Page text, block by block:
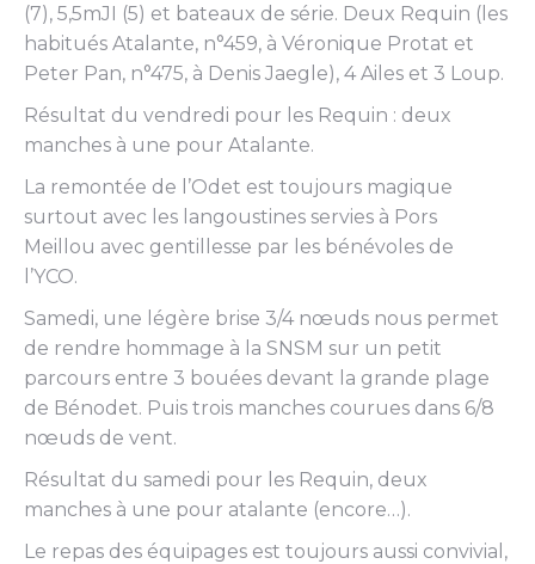
(7), 5,5mJI (5) et bateaux de série. Deux Requin (les
habitués Atalante, n°459, à Véronique Protat et
Peter Pan, n°475, à Denis Jaegle), 4 Ailes et 3 Loup.
Résultat du vendredi pour les Requin : deux
manches à une pour Atalante.
La remontée de l’Odet est toujours magique
surtout avec les langoustines servies à Pors
Meillou avec gentillesse par les bénévoles de
l’YCO.
Samedi, une légère brise 3/4 nœuds nous permet
de rendre hommage à la SNSM sur un petit
parcours entre 3 bouées devant la grande plage
de Bénodet. Puis trois manches courues dans 6/8
nœuds de vent.
Résultat du samedi pour les Requin, deux
manches à une pour atalante (encore…).
Le repas des équipages est toujours aussi convivial,